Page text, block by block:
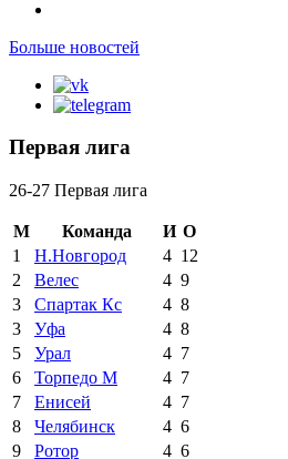
Больше новостей
Первая лига
26-27 Первая лига
М Команда И О
1
Н.Новгород 4 12
2
Велес 4 9
3
Спартак Кс 4 8
3
Уфа 4 8
5
Урал 4 7
6
Торпедо М 4 7
7
Енисей 4 7
8
Челябинск 4 6
9
Ротор 4 6